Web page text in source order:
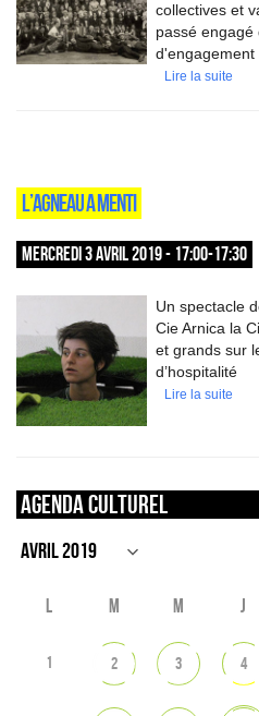
collectives et
passé engagé
d'engagement
Lire la suite
L’AGNEAU A MENTI
MERCREDI 3 AVRIL 2019 - 17:00-17:30
Un spectacle
Cie Arnica la
et grands sur
d’hospitalité
Lire la suite
Agenda culturel
L M M J
1 2 3 4